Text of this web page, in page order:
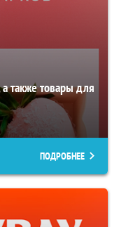
также товары для
ПОДРОБНЕЕ